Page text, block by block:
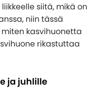
siitä, mikä on
niin tässä
kasvihuonetta
rikastuttaa
ja juhlille